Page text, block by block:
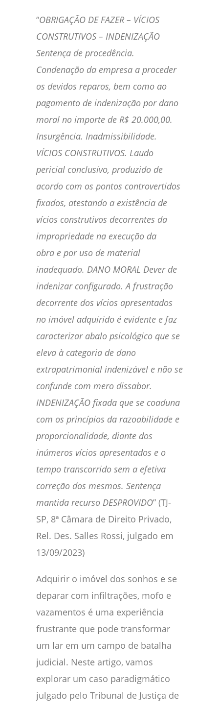
“OBRIGAÇÃO DE FAZER – VÍCIOS
CONSTRUTIVOS – INDENIZAÇÃO
Sentença de procedência.
Condenação da empresa a proceder
os devidos reparos, bem como ao
pagamento de indenização por dano
moral no importe de R$ 20.000,00.
Insurgência. Inadmissibilidade.
VÍCIOS CONSTRUTIVOS. Laudo
pericial conclusivo, produzido de
acordo com os pontos controvertidos
fixados, atestando a existência de
vícios construtivos decorrentes da
impropriedade na execução da
obra e por uso de material
inadequado. DANO MORAL Dever de
indenizar configurado. A frustração
decorrente dos vícios apresentados
no imóvel adquirido é evidente e faz
caracterizar abalo psicológico que se
eleva à categoria de dano
extrapatrimonial indenizável e não se
confunde com mero dissabor.
INDENIZAÇÃO fixada que se coaduna
com os princípios da razoabilidade e
proporcionalidade, diante dos
inúmeros vícios apresentados e o
tempo transcorrido sem a efetiva
correção dos mesmos. Sentença
mantida recurso DESPROVIDO” (TJ-
SP, 8ª Câmara de Direito Privado,
Rel. Des. Salles Rossi, julgado em
13/09/2023)
Adquirir o imóvel dos sonhos e se
deparar com infiltrações, mofo e
vazamentos é uma experiência
frustrante que pode transformar
um lar em um campo de batalha
judicial. Neste artigo, vamos
explorar um caso paradigmático
julgado pelo Tribunal de Justiça de